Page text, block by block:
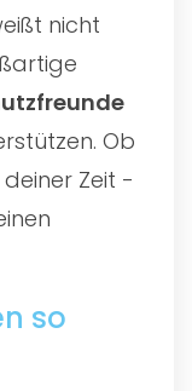
nicht
Ob
Zeit -
so